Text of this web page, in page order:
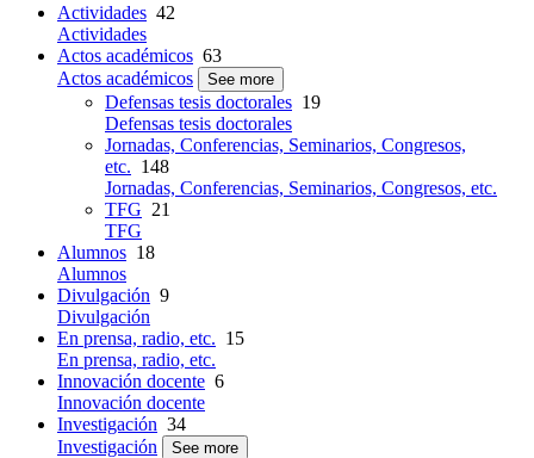
Actividades 42
Actividades
Actos académicos 63
Actos académicos
See more
Defensas tesis doctorales 19
Defensas tesis doctorales
Jornadas, Conferencias, Seminarios, Congresos,
etc. 148
Jornadas, Conferencias, Seminarios, Congresos, etc.
TFG 21
TFG
Alumnos 18
Alumnos
Divulgación 9
Divulgación
En prensa, radio, etc. 15
En prensa, radio, etc.
Innovación docente 6
Innovación docente
Investigación 34
Investigación
See more